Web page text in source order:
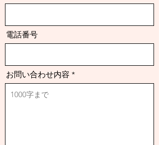
電話番号
お問い合わせ内容